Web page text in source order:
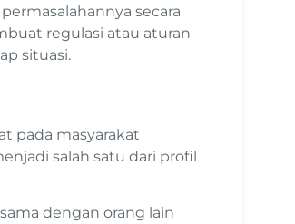
secara
regulasi atau aturan
situasi.
pada masyarakat
salah satu dari profil
dengan orang lain